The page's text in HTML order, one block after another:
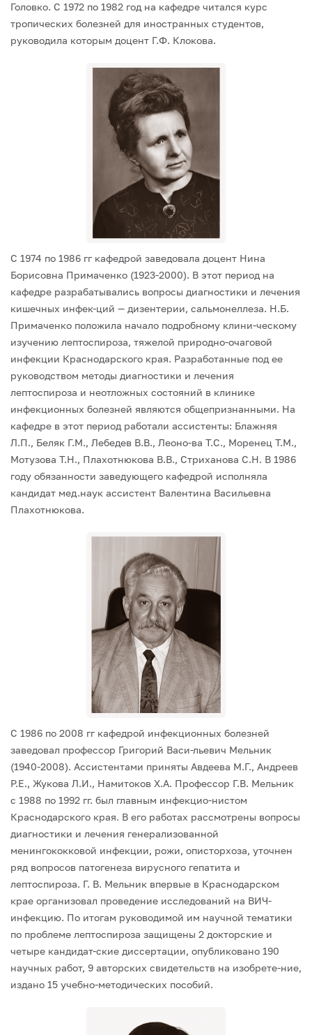
Головко. С 1972 по 1982 год на кафедре читался курс
тропических болезней для иностранных студентов,
руководила которым доцент Г.Ф. Клокова.
С 1974 по 1986 гг кафедрой заведовала доцент Нина
Борисовна Примаченко (1923-2000). В этот период на
кафедре разрабатывались вопросы диагностики и лечения
кишечных инфек-ций — дизентерии, сальмонеллеза. Н.Б.
Примаченко положила начало подробному клини-ческому
изучению лептоспироза, тяжелой природно-очаговой
инфекции Краснодарского края. Разработанные под ее
руководством методы диагностики и лечения
лептоспироза и неотложных состояний в клинике
инфекционных болезней являются общепризнанными. На
кафедре в этот период работали ассистенты: Блажняя
Л.П., Беляк Г.М., Лебедев В.В., Леоно-ва Т.С., Моренец Т.М.,
Мотузова Т.Н., Плахотнюкова В.В., Стриханова С.Н. В 1986
году обязанности заведующего кафедрой исполняла
кандидат мед.наук ассистент Валентина Васильевна
Плахотнюкова.
С 1986 по 2008 гг кафедрой инфекционных болезней
заведовал профессор Григорий Васи-льевич Мельник
(1940-2008). Ассистентами приняты Авдеева М.Г., Андреев
Р.Е., Жукова Л.И., Намитоков Х.А. Профессор Г.В. Мельник
с 1988 по 1992 гг. был главным инфекцио-нистом
Краснодарского края. В его работах рассмотрены вопросы
диагностики и лечения генерализованной
менингококковой инфекции, рожи, описторхоза, уточнен
ряд вопросов патогенеза вирусного гепатита и
лептоспироза. Г. В. Мельник впервые в Краснодарском
крае организовал проведение исследований на ВИЧ-
инфекцию. По итогам руководимой им научной тематики
по проблеме лептоспироза защищены 2 докторские и
четыре кандидат-ские диссертации, опубликовано 190
научных работ, 9 авторских свидетельств на изобрете-ние,
издано 15 учебно-методических пособий.